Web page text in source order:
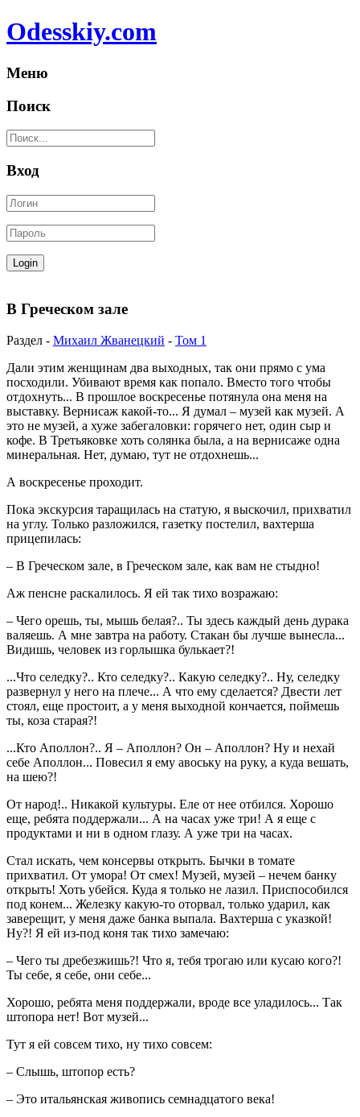
Odesskiy.com
Меню
Поиск
Вход
В Греческом зале
Раздел - Михаил Жванецкий - Том 1
Дали этим женщинам два выходных, так они прямо с ума
посходили. Убивают время как попало. Вместо того чтобы
отдохнуть... В прошлое воскресенье потянула она меня на
выставку. Вернисаж какой-то... Я думал – музей как музей. А
это не музей, а хуже забегаловки: горячего нет, один сыр и
кофе. В Третьяковке хоть солянка была, а на вернисаже одна
минеральная. Нет, думаю, тут не отдохнешь...
А воскресенье проходит.
Пока экскурсия таращилась на статую, я выскочил, прихватил
на углу. Только разложился, газетку постелил, вахтерша
прицепилась:
– В Греческом зале, в Греческом зале, как вам не стыдно!
Аж пенсне раскалилось. Я ей так тихо возражаю:
– Чего орешь, ты, мышь белая?.. Ты здесь каждый день дурака
валяешь. А мне завтра на работу. Стакан бы лучше вынесла...
Видишь, человек из горлышка булькает?!
...Что селедку?.. Кто селедку?.. Какую селедку?.. Ну, селедку
развернул у него на плече... А что ему сделается? Двести лет
стоял, еще простоит, а у меня выходной кончается, поймешь
ты, коза старая?!
...Кто Аполлон?.. Я – Аполлон? Он – Аполлон? Ну и нехай
себе Аполлон... Повесил я ему авоську на руку, а куда вешать,
на шею?!
От народ!.. Никакой культуры. Еле от нее отбился. Хорошо
еще, ребята поддержали... А на часах уже три! А я еще с
продуктами и ни в одном глазу. А уже три на часах.
Стал искать, чем консервы открыть. Бычки в томате
прихватил. От умора! От смех! Музей, музей – нечем банку
открыть! Хоть убейся. Куда я только не лазил. Приспособился
под конем... Железку какую-то оторвал, только ударил, как
заверещит, у меня даже банка выпала. Вахтерша с указкой!
Ну?! Я ей из-под коня так тихо замечаю:
– Чего ты дребезжишь?! Что я, тебя трогаю или кусаю кого?!
Ты себе, я себе, они себе...
Хорошо, ребята меня поддержали, вроде все уладилось... Так
штопора нет! Вот музей...
Тут я ей совсем тихо, ну тихо совсем:
– Слышь, штопор есть?
– Это итальянская живопись семнадцатого века!